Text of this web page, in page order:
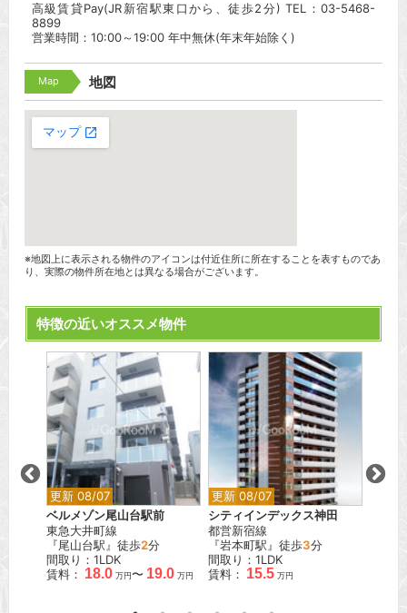
高級賃貸Pay(JR新宿駅東口から、徒歩2分) TEL：03-5468-
8899
営業時間：10:00～19:00 年中無休(年末年始除く)
Map 地図
※地図上に表示される物件のアイコンは付近住所に所在することを表すものであ
り、実際の物件所在地とは異なる場合がございます。
特徴の近いオススメ物件
更新 08/07
ベルメゾン尾山台駅前
東急大井町線
『尾山台駅』徒歩2分
間取り：1LDK
賃料： 18.0 万円〜 19.0 万円
更新 08/07
シティインデックス神田
都営新宿線
『岩本町駅』徒歩3分
間取り：1LDK
賃料： 15.5 万円